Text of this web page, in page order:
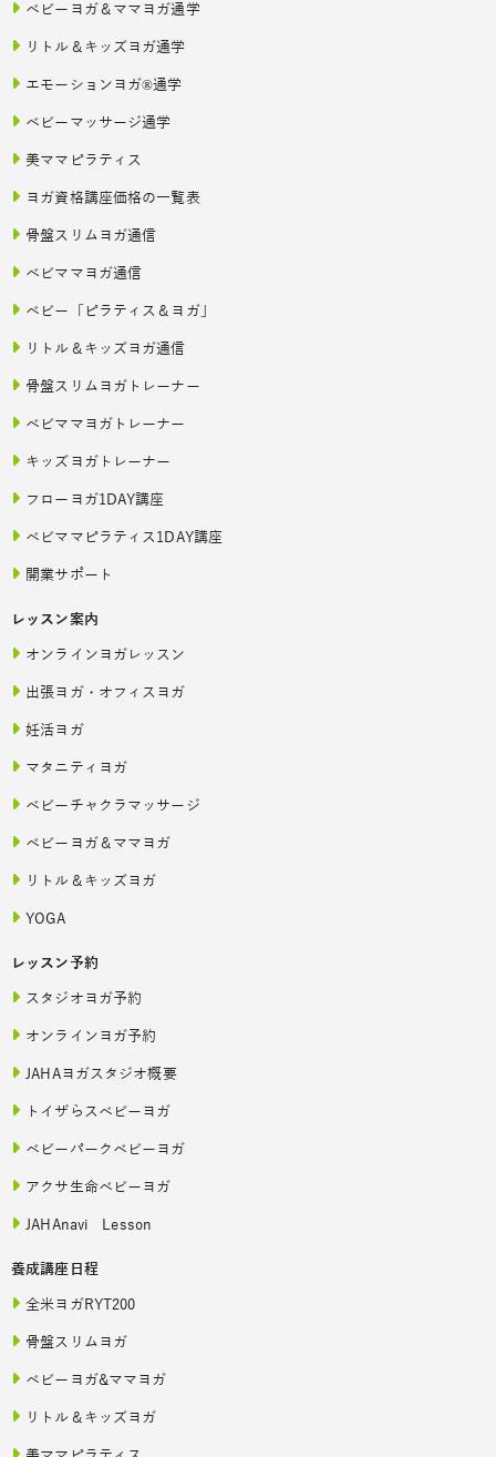
ベビーヨガ＆ママヨガ通学
リトル＆キッズヨガ通学
エモーションヨガ®通学
ベビーマッサージ通学
美ママピラティス
ヨガ資格講座価格の一覧表
骨盤スリムヨガ通信
ベビママヨガ通信
ベビー「ピラティス＆ヨガ」
リトル＆キッズヨガ通信
骨盤スリムヨガトレーナー
ベビママヨガトレーナー
キッズヨガトレーナー
フローヨガ1DAY講座
ベビママピラティス1DAY講座
開業サポート
レッスン案内
オンラインヨガレッスン
出張ヨガ・オフィスヨガ
妊活ヨガ
マタニティヨガ
ベビーチャクラマッサージ
ベビーヨガ＆ママヨガ
リトル＆キッズヨガ
YOGA
レッスン予約
スタジオヨガ予約
オンラインヨガ予約
JAHAヨガスタジオ概要
トイザらスベビーヨガ
ベビーパークベビーヨガ
アクサ生命ベビーヨガ
JAHAnavi Lesson
養成講座日程
全米ヨガRYT200
骨盤スリムヨガ
ベビーヨガ&ママヨガ
リトル＆キッズヨガ